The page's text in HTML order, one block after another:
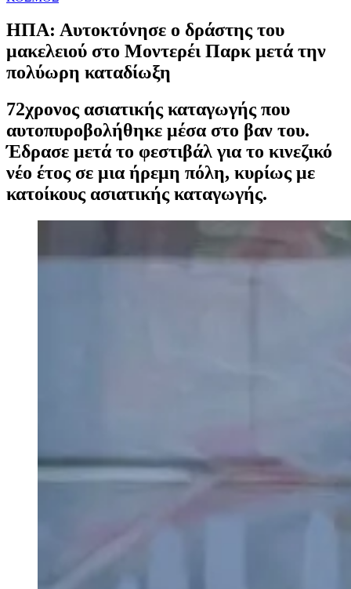
ΗΠΑ: Αυτοκτόνησε ο δράστης του
μακελειού στο Μοντερέι Παρκ μετά την
πολύωρη καταδίωξη
72χρονος ασιατικής καταγωγής που
αυτοπυροβολήθηκε μέσα στο βαν του.
Έδρασε μετά το φεστιβάλ για το κινεζικό
νέο έτος σε μια ήρεμη πόλη, κυρίως με
κατοίκους ασιατικής καταγωγής.